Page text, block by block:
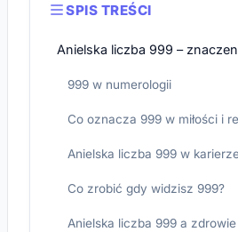
SPIS TREŚCI
Anielska liczba 999 –
999 w numerologii
Co oznacza 999 w miłości i
Anielska liczba 999 w
Co zrobić gdy widzisz 999?
Anielska liczba 999 a